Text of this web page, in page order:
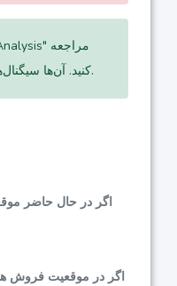
کنید. آن‌ها سیگنال‌های رایگانی ارائه می‌دهند و اگر سیگنالی با سیگنال ما هماهنگ باشد، به احتمال زیاد شاخصی قابل اعتماد است که در طول زمان ثابت شده است.
اگر در حال حاضر
اگر در موقعیت فروش